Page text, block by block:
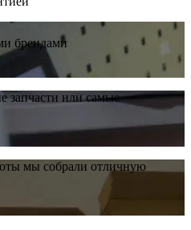
брендами
запчасти или самые
мы собрали отличную